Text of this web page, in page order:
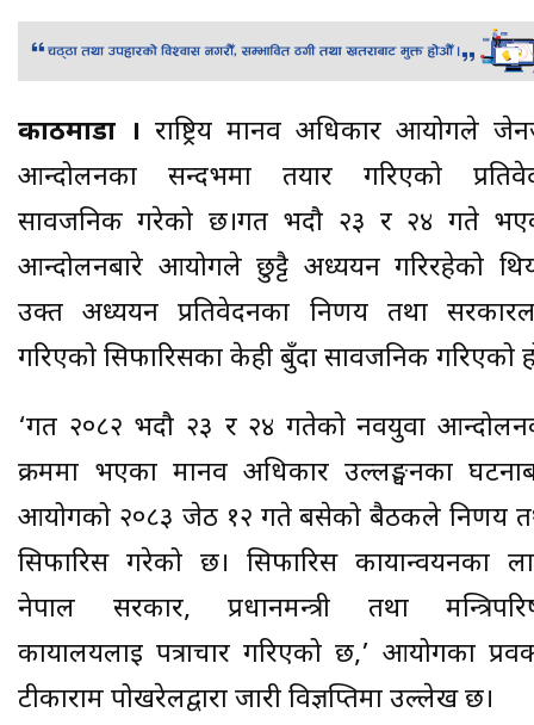
काठमाडौं । राष्ट्रिय मानव अधिकार आयोगले
आन्दोलनका सन्दर्भमा तयार गरिएको
सार्वजनिक गरेको छ।गत भदौ २३ र २४ गते
आन्दोलनबारे आयोगले छुट्टै अध्ययन गरिरहेको
उक्त अध्ययन प्रतिवेदनका निर्णय तथा
गरिएको सिफारिसका केही बुँदा सार्वजनिक गरिएको
‘गत २०८२ भदौ २३ र २४ गतेको नवयुवा
क्रममा भएका मानव अधिकार उल्लङ्घनका
आयोगको २०८३ जेठ १२ गते बसेको बैठकले निर्णय
सिफारिस गरेको छ। सिफारिस कार्यान्वयनका
नेपाल सरकार, प्रधानमन्त्री तथा
कार्यालयलाई पत्राचार गरिएको छ,’ आयोगका
टीकाराम पोखरेलद्वारा जारी विज्ञप्तिमा उल्लेख छ।